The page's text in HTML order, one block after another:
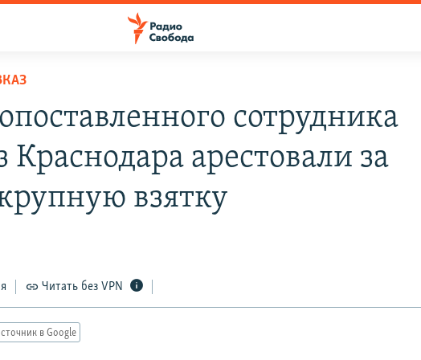
сотрудника
Краснодара арестовали за
взятку
Читать без VPN
в Google